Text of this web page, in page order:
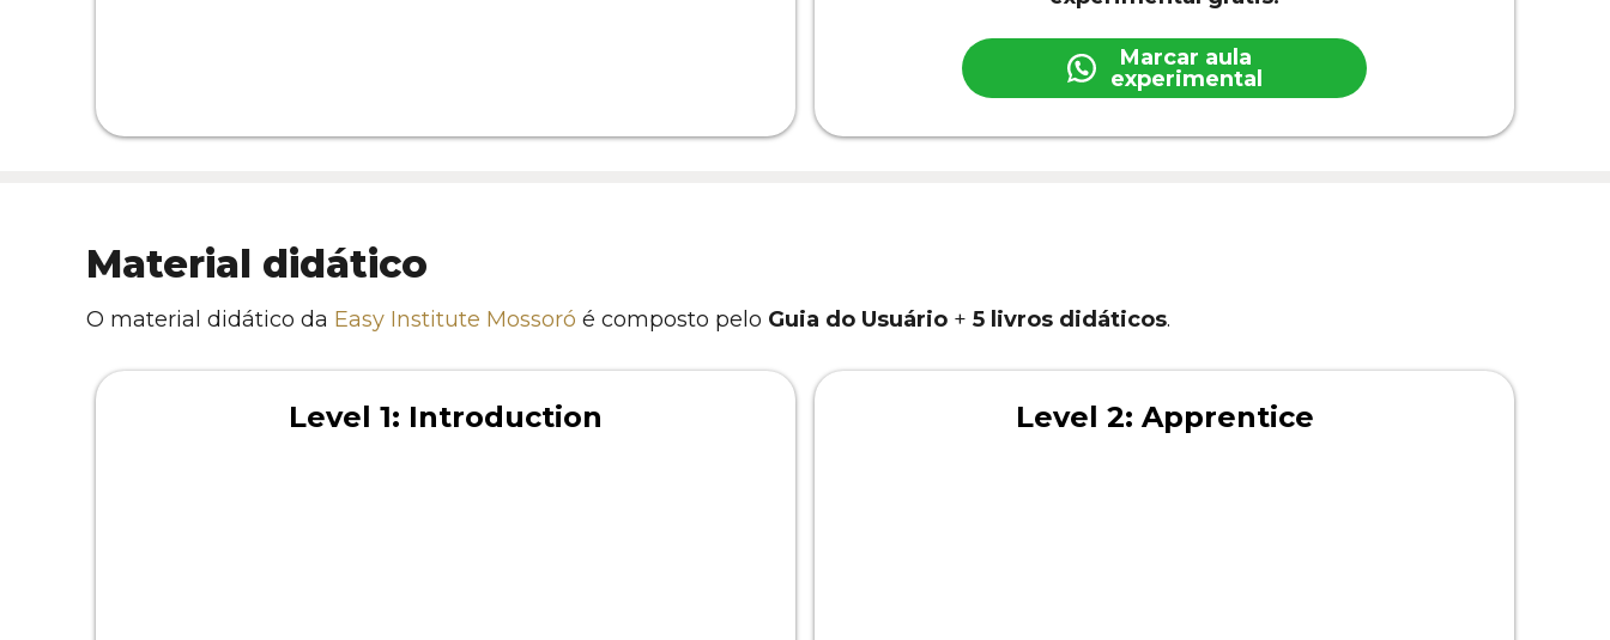
Marcar aula
experimental
Material didático
O material didático da Easy Institute Mossoró é composto pelo Guia do Usuário + 5 livros didáticos.
Level 1: Introduction Level 2: Apprentice